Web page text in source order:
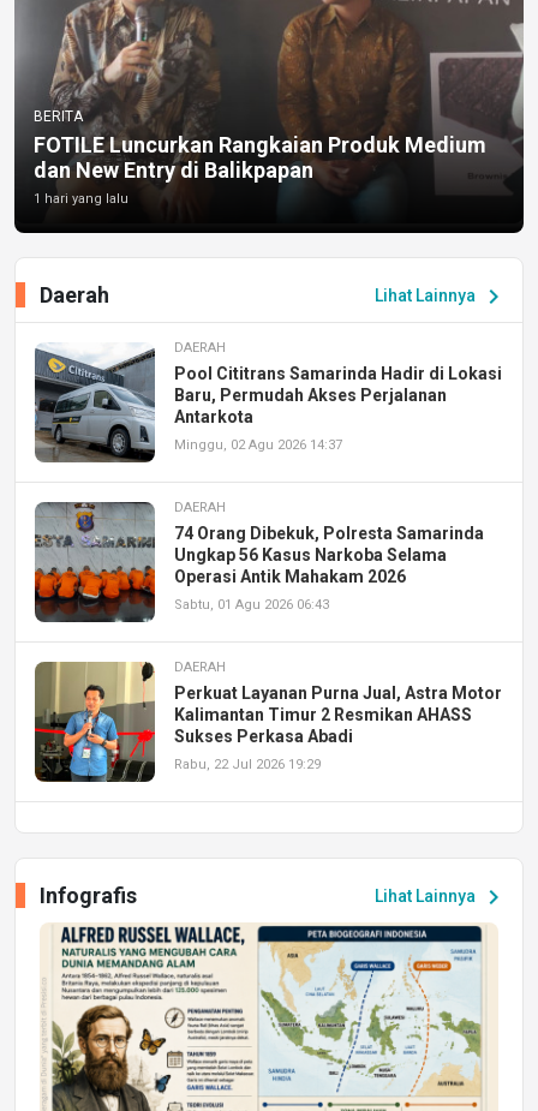
BERITA
FOTILE Luncurkan Rangkaian Produk Medium
dan New Entry di Balikpapan
1 hari yang lalu
Lihat Lainnya chevron_right
Daerah
DAERAH
Pool Cititrans Samarinda Hadir di Lokasi
Baru, Permudah Akses Perjalanan
Antarkota
Minggu, 02 Agu 2026 14:37
DAERAH
74 Orang Dibekuk, Polresta Samarinda
Ungkap 56 Kasus Narkoba Selama
Operasi Antik Mahakam 2026
Sabtu, 01 Agu 2026 06:43
DAERAH
Perkuat Layanan Purna Jual, Astra Motor
Kalimantan Timur 2 Resmikan AHASS
Sukses Perkasa Abadi
Rabu, 22 Jul 2026 19:29
Peluang Kerja dan Magang
Jumat, 17 Jul 2026 22:30
DAERAH
Astra Motor Kalimantan Timur 2 Dukung
Mahasiswa Samarinda dalam Astra
Honda SDGs Future Leaders 2026
Jumat, 10 Jul 2026 19:01
Lihat Lainnya chevron_right
Infografis